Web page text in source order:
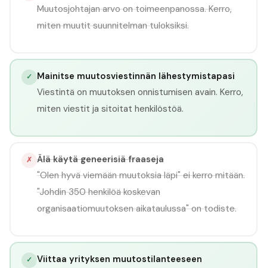
Muutosjohtajan arvo on toimeenpanossa. Kerro,
miten muutit suunnitelman tuloksiksi.
✓ Mainitse muutosviestinnän lähestymistapasi
Viestintä on muutoksen onnistumisen avain. Kerro,
miten viestit ja sitoitat henkilöstöä.
✗ Älä käytä geneerisiä fraaseja
"Olen hyvä viemään muutoksia läpi" ei kerro mitään.
"Johdin 350 henkilöä koskevan
organisaatiomuutoksen aikataulussa" on todiste.
✓ Viittaa yrityksen muutostilanteeseen